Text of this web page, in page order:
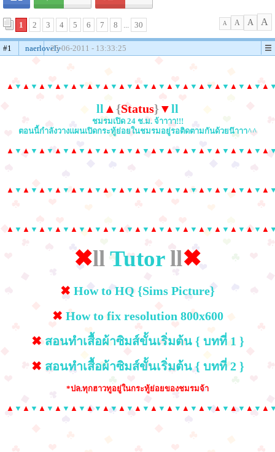
1 2 3 4 5 6 7 8 ... 30 A A A A
#1 naerlovely25-06-2011 - 13:33:25
▲ ▼ ▲ ▼ ▲ ▼ ▲ ▼ ▲ ▼ ▲ ▼ ▲ ▼ ▲ ▼ ▲ ▼ ▲ ▼ ▲ ▼ ▲ ▼ ▲ ▼ ▲ ▼ ▲ ▼ ▲ ▼ ▲
ll ▲ {Status} ▼ll
ชมรมเปิด 24 ช.ม. จ้าาาา!!!
ตอนนี้กำลังวางแผนเปิดกระทู้ย่อยในชมรมอยู่รอติดตามกันด้วยน๊าาา^^
▲ ▼ ▲ ▼ ▲ ▼ ▲ ▼ ▲ ▼ ▲ ▼ ▲ ▼ ▲ ▼ ▲ ▼ ▲ ▼ ▲ ▼ ▲ ▼ ▲ ▼ ▲ ▼ ▲ ▼ ▲ ▼ ▲
▲ ▼ ▲ ▼ ▲ ▼ ▲ ▼ ▲ ▼ ▲ ▼ ▲ ▼ ▲ ▼ ▲ ▼ ▲ ▼ ▲ ▼ ▲ ▼ ▲ ▼ ▲ ▼ ▲ ▼ ▲ ▼ ▲
▲ ▼ ▲ ▼ ▲ ▼ ▲ ▼ ▲ ▼ ▲ ▼ ▲ ▼ ▲ ▼ ▲ ▼ ▲ ▼ ▲ ▼ ▲ ▼ ▲ ▼ ▲ ▼ ▲ ▼ ▲ ▼ ▲
✖ll Tutor ll✖
✖ How to HQ {Sims Picture}
✖ How to fix resolution 800x600
✖ สอนทำเสื้อผ้าซิมส์ขั้นเริ่มต้น { บทที่ 1 }
✖ สอนทำเสื้อผ้าซิมส์ขั้นเริ่มต้น { บทที่ 2 }
*ปล.ทุกฮาวทูอยู่ในกระทู้ย่อยของชมรมจ้า
▲ ▼ ▲ ▼ ▲ ▼ ▲ ▼ ▲ ▼ ▲ ▼ ▲ ▼ ▲ ▼ ▲ ▼ ▲ ▼ ▲ ▼ ▲ ▼ ▲ ▼ ▲ ▼ ▲ ▼ ▲ ▼ ▲